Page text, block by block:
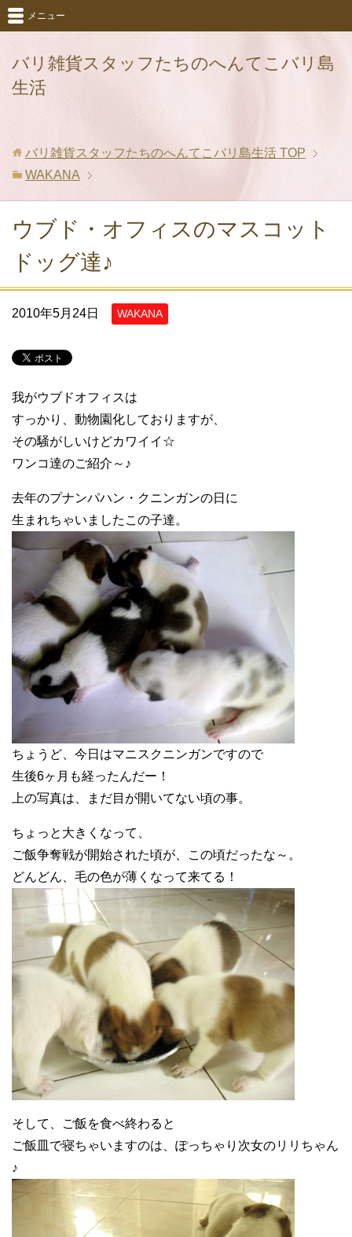
バリ雑貨スタッフたちのへんてこバリ島
生活
メニュー
バリ雑貨スタッフたちのへんてこバリ島生活 TOP
WAKANA
ウブド・オフィスのマスコット
ドッグ達♪
2010年5月24日 WAKANA
我がウブドオフィスは
すっかり、動物園化しておりますが、
その騒がしいけどカワイイ☆
ワンコ達のご紹介～♪
去年のプナンパハン・クニンガンの日に
生まれちゃいましたこの子達。
ちょうど、今日はマニスクニンガンですので
生後6ヶ月も経ったんだー！
上の写真は、まだ目が開いてない頃の事。
ちょっと大きくなって、
ご飯争奪戦が開始された頃が、この頃だったな～。
どんどん、毛の色が薄くなって来てる！
そして、ご飯を食べ終わると
ご飯皿で寝ちゃいますのは、ぽっちゃり次女のリリちゃん
♪